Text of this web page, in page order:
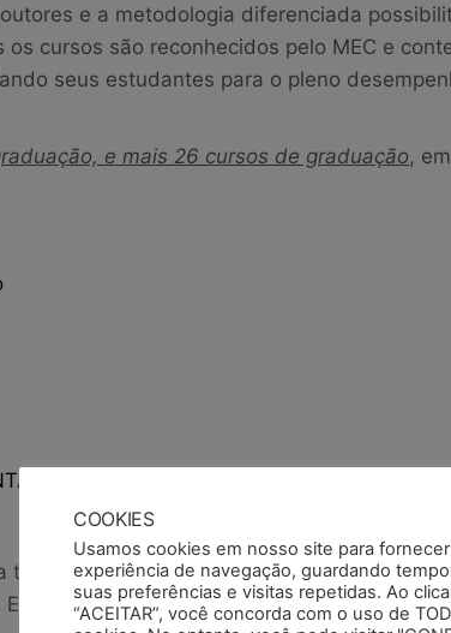
e a metodologia diferenciada
cursos são reconhecidos pelo MEC e
seus estudantes para o pleno
e mais 26 cursos de graduação,
– mais de 10 mil locais com descontos
todos os sócios do Semapi e extensivo a
COOKIES
Usamos cookies em nosso site para
experiência de navegação, guardando
suas preferências e visitas repetidas. Ao
“ACEITAR”, você concorda com o uso de